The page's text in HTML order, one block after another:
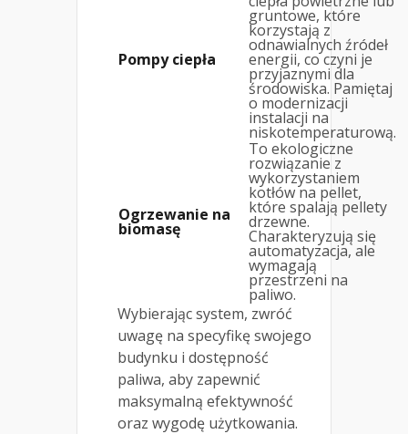
Pompy ciepła
gruntowe, które
korzystają z
odnawialnych źródeł
energii, co czyni je
przyjaznymi dla
środowiska. Pamiętaj
o modernizacji
instalacji na
niskotemperaturową.
Ogrzewanie na
biomasę
To ekologiczne
rozwiązanie z
wykorzystaniem
kotłów na pellet,
które spalają pellety
drzewne.
Charakteryzują się
automatyzacja, ale
wymagają
przestrzeni na
paliwo.
Wybierając system, zwróć
uwagę na specyfikę swojego
budynku i dostępność
paliwa, aby zapewnić
maksymalną efektywność
oraz wygodę użytkowania.